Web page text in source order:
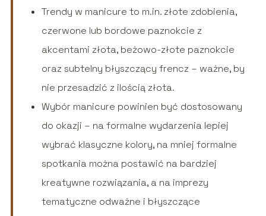
Trendy w manicure to m.in. złote zdobienia,
czerwone lub bordowe paznokcie z
akcentami złota, beżowo-złote paznokcie
oraz subtelny błyszczący frencz – ważne, by
nie przesadzić z ilością złota.
Wybór manicure powinien być dostosowany
do okazji – na formalne wydarzenia lepiej
wybrać klasyczne kolory, na mniej formalne
spotkania można postawić na bardziej
kreatywne rozwiązania, a na imprezy
tematyczne odważne i błyszczące